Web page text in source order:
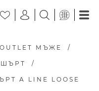
OUTLET МЪЖЕ /
/
A LINE LOOSE